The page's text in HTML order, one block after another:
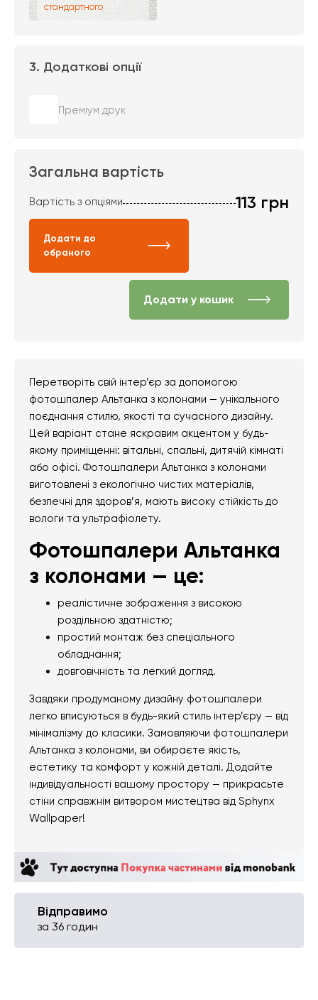
стандартного
3. Додаткові опції
Преміум друк
Загальна вартість
Вартість з опціями 113 грн
Додати до
обраного
Додати у кошик
Перетворіть свій інтер’єр за допомогою
фотошпалер Альтанка з колонами — унікального
поєднання стилю, якості та сучасного дизайну.
Цей варіант стане яскравим акцентом у будь-
якому приміщенні: вітальні, спальні, дитячій кімнаті
або офісі. Фотошпалери Альтанка з колонами
виготовлені з екологічно чистих матеріалів,
безпечні для здоров’я, мають високу стійкість до
вологи та ультрафіолету.
Фотошпалери Альтанка
з колонами — це:
реалістичне зображення з високою
роздільною здатністю;
простий монтаж без спеціального
обладнання;
довговічність та легкий догляд.
Завдяки продуманому дизайну фотошпалери
легко вписуються в будь-який стиль інтер’єру — від
мінімалізму до класики. Замовляючи фотошпалери
Альтанка з колонами, ви обираєте якість,
естетику та комфорт у кожній деталі. Додайте
індивідуальності вашому простору — прикрасьте
стіни справжнім витвором мистецтва від Sphynx
Wallpaper!
Відправимо
за 36 годин